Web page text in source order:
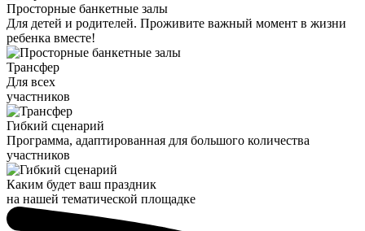
Просторные банкетные залы
Для детей и родителей. Проживите важный момент в жизни
ребенка вместе!
Трансфер
Для всех
участников
Гибкий сценарий
Программа, адаптированная для большого количества
участников
Каким будет ваш праздник
на нашей тематической площадке